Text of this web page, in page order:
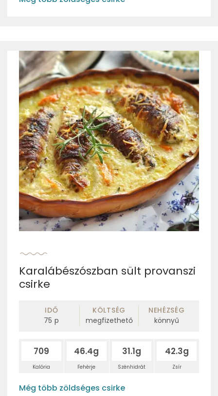
Karalábészószban sült provanszi
csirke
IDŐ
75 p
KÖLTSÉG
megfizethető
NEHÉZSÉG
könnyű
709
Kalória
46.4g
Fehérje
31.1g
Szénhidrát
42.3g
Zsír
Még több zöldséges csirke